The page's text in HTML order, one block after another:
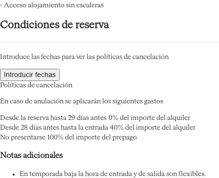
- Acceso alojamiento sin escaleras
Condiciones de reserva
Introduce las fechas para ver las políticas de cancelación
Introducir fechas
Políticas de cancelación
En caso de anulación se aplicarán los siguientes gastos
Desde la reserva hasta 29 días antes 0% del importe del alquiler
Desde 28 días antes hasta la entrada 40% del importe del alquiler
No presentarse 100% del importe del prepago
Notas adicionales
En temporada baja la hora de entrada y de salida son flexibles.